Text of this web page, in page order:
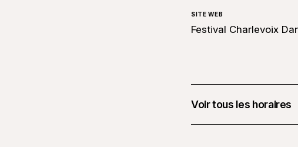
SITE WEB
Festival Charlevoix
Voir tous les horaires